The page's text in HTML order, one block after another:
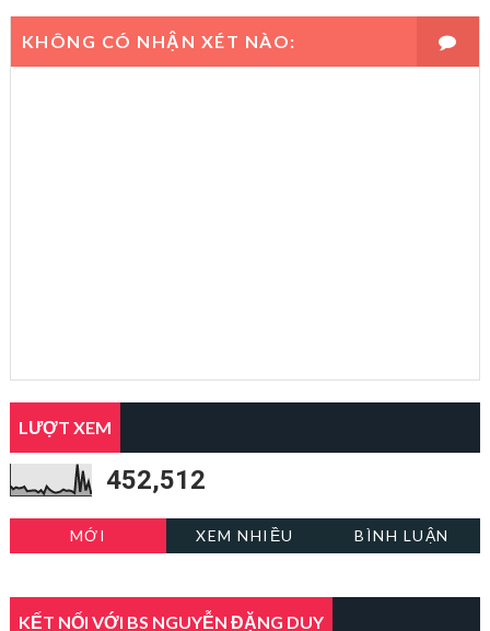
KHÔNG CÓ NHẬN XÉT NÀO:
LƯỢT XEM
452,512
MỚI XEM NHIỀU BÌNH LUẬN
KẾT NỐI VỚI BS NGUYỄN ĐẶNG DUY